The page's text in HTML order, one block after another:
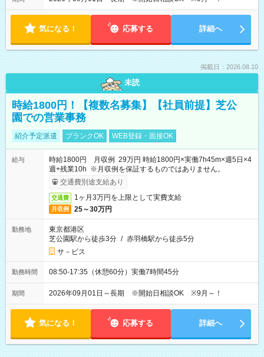
気になる！ 応募する 詳細へ
掲載日：2026.08.10
未読
時給1800円！【複数名募集】【社員前提】芝公
園での営業事務
紹介予定派遣 ブランクOK WEB登録・面接OK
給与
時給1800円 月収例 29万円 時給1800円×実働7h45m×週5日×4
週+残業10h ※月収例を保証するものではありません。
交通費別途支給あり
交通費 1ヶ月3万円を上限として実費支給
月収例 25～30万円
勤務地
東京都港区
芝公園駅から徒歩3分 / 赤羽橋駅から徒歩5分
サ－ビス
勤務時間 08:50-17:35（休憩60分）実働7時間45分
期間 2026年09月01日～長期 ※開始日相談OK ※9月～！
気になる！ 応募する 詳細へ